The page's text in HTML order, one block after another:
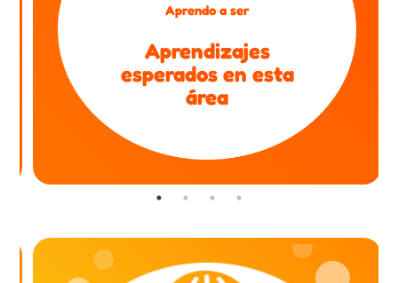
Aprendo a ser
Aprendizajes
esperados en esta
área